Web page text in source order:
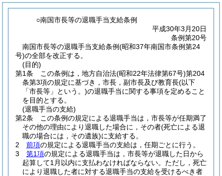
○南国市長等の退職手当支給条例
平成30年3月20日
条例第20号
南国市長等の退職手当支給条例(昭和37年南国市条例第24
号)の全部を改正する。
(目的)
第1条
この条例は，地方自治法(昭和22年法律第67号)第204
条第3項の規定に基づき，市長，副市長及び教育長(以下
「市長等」という。)の退職手当に関する事項を定めること
を目的とする。
(退職手当の支給)
第2条
この条例の規定による退職手当は，市長等が任期満了
その他の理由により退職した場合に，その者(死亡による退
職の場合には，その遺族)に支給する。
2
前項の規定による退職手当の支給は，任期ごとに行う。
3
第1項の規定による退職手当は，市長等が退職した日から
起算して1月以内に支払わなければならない。 ただし，死亡
により退職した者に対する退職手当の支給を受けるべき者